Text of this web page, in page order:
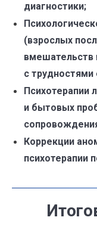
диагностики;
(взрослых
вмешательств
с трудностями
Психотерапии
и бытовых
Коррекции
психотерапии